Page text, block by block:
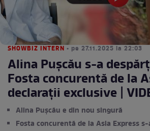
SHOWBIZ INTERN • pe 27.11.2025 la 22:03
Alina Pușcău s-a
Fosta concurentă de la
declarații exclusive |
Alina Pușcău e din nou singură
Fosta concurentă de la Asia Express